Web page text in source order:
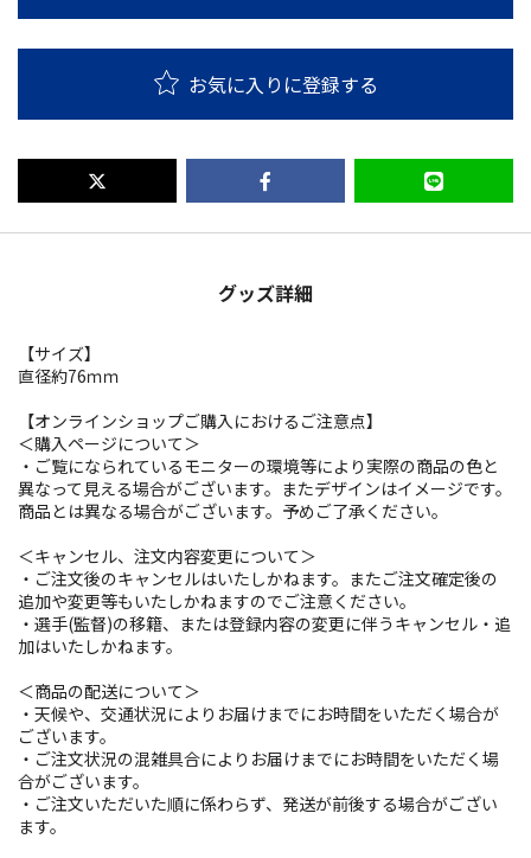
お気に入りに登録する
グッズ詳細
【サイズ】
直径約76ｍｍ
【オンラインショップご購入におけるご注意点】
＜購入ページについて＞
・ご覧になられているモニターの環境等により実際の商品の色と
異なって見える場合がございます。またデザインはイメージです。
商品とは異なる場合がございます。予めご了承ください。
＜キャンセル、注文内容変更について＞
・ご注文後のキャンセルはいたしかねます。またご注文確定後の
追加や変更等もいたしかねますのでご注意ください。
・選手(監督)の移籍、または登録内容の変更に伴うキャンセル・追
加はいたしかねます。
＜商品の配送について＞
・天候や、交通状況によりお届けまでにお時間をいただく場合が
ございます。
・ご注文状況の混雑具合によりお届けまでにお時間をいただく場
合がございます。
・ご注文いただいた順に係わらず、発送が前後する場合がござい
ます。